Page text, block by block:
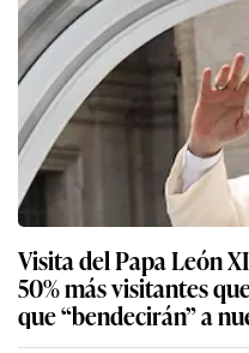
Visita del Papa León
50% más visitantes
que “bendecirán” a